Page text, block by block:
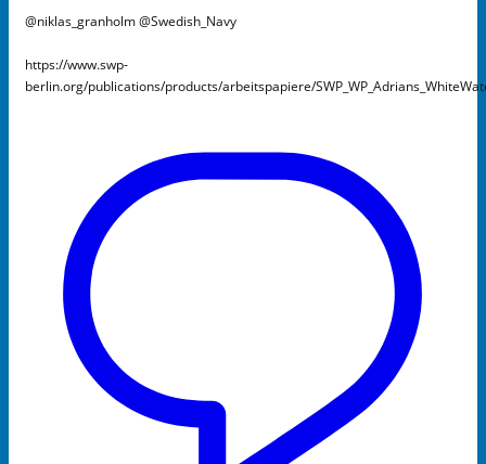
@niklas_granholm @Swedish_Navy
https://www.swp-
berlin.org/publications/products/arbeitspapiere/